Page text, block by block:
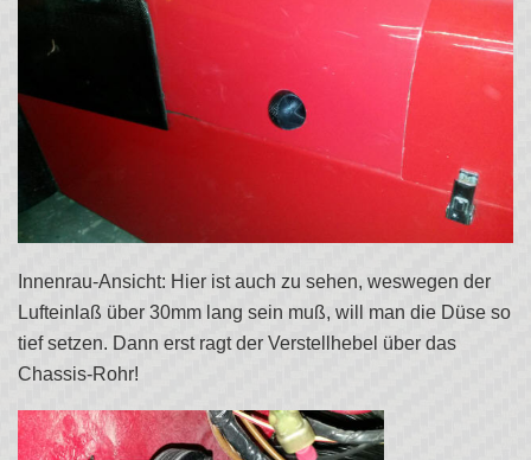
Innenrau-Ansicht: Hier ist auch zu sehen, weswegen der
Lufteinlaß über 30mm lang sein muß, will man die Düse so
tief setzen. Dann erst ragt der Verstellhebel über das
Chassis-Rohr!